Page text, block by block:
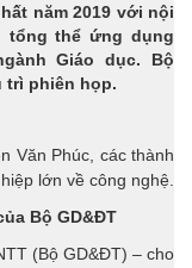
năm 2019 với nội
tổng thể ứng dụng
Giáo dục. Bộ
trì phiên họp.
Văn Phúc, các thành
lớn về công nghệ.
Bộ GD&ĐT
(Bộ GD&ĐT) – cho